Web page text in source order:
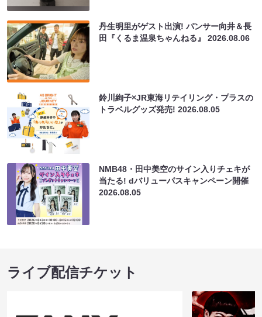
丹生明里がゲスト出演! パンサー向井＆長
田『くるま温泉ちゃんねる』2026.08.06
鈴川絢子×JR東海リテイリング・プラスの
トラベルグッズ発売!2026.08.05
NMB48・田中美空のサイン入りチェキが
当たる! dバリューパスキャンペーン開催
2026.08.05
ライブ配信チケット